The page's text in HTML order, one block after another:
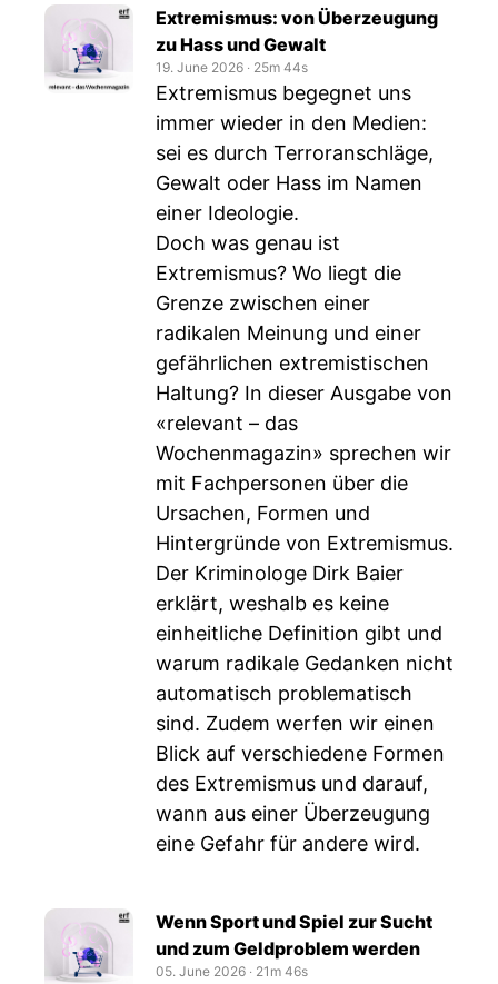
Extremismus: von Überzeugung
zu Hass und Gewalt
19. June 2026 ‧ 25m 44s
Extremismus begegnet uns
immer wieder in den Medien:
sei es durch Terroranschläge,
Gewalt oder Hass im Namen
einer Ideologie.
Doch was genau ist
Extremismus? Wo liegt die
Grenze zwischen einer
radikalen Meinung und einer
gefährlichen extremistischen
Haltung? In dieser Ausgabe von
«relevant – das
Wochenmagazin» sprechen wir
mit Fachpersonen über die
Ursachen, Formen und
Hintergründe von Extremismus.
Der Kriminologe Dirk Baier
erklärt, weshalb es keine
einheitliche Definition gibt und
warum radikale Gedanken nicht
automatisch problematisch
sind. Zudem werfen wir einen
Blick auf verschiedene Formen
des Extremismus und darauf,
wann aus einer Überzeugung
eine Gefahr für andere wird.
Wenn Sport und Spiel zur Sucht
und zum Geldproblem werden
05. June 2026 ‧ 21m 46s